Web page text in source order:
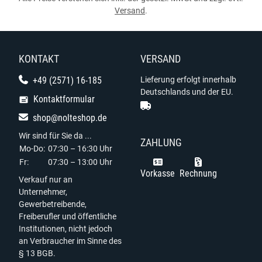
Versand.
KONTAKT
+49 (2571) 16-185
Kontaktformular
shop@nolteshop.de
Wir sind für Sie da ...
Mo-Do: 07:30 – 16:30 Uhr
Fr:
07:30 – 13:00 Uhr
Verkauf nur an
Unternehmer,
Gewerbetreibende,
Freiberufler und öffentliche
Institutionen, nicht jedoch
an Verbraucher im Sinne des
§ 13 BGB.
VERSAND
Lieferung erfolgt innerhalb
Deutschlands und der EU.
ZAHLUNG
Vorkasse Rechnung